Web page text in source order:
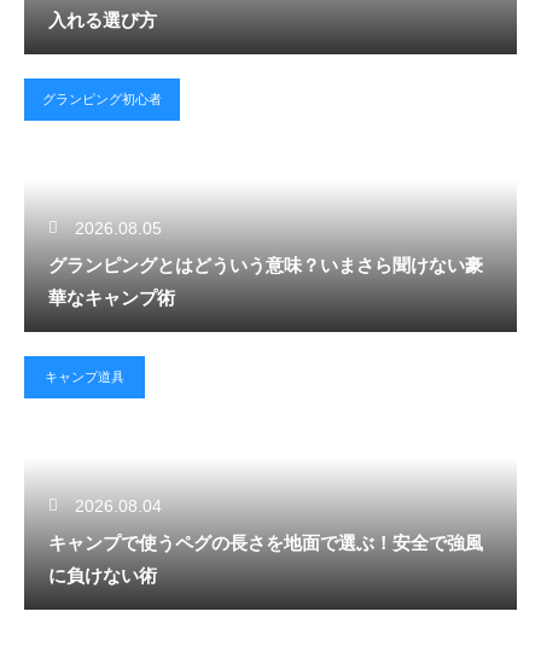
入れる選び方
グランピング初心者
2026.08.05
グランピングとはどういう意味？いまさら聞けない豪
華なキャンプ術
キャンプ道具
2026.08.04
キャンプで使うペグの長さを地面で選ぶ！安全で強風
に負けない術